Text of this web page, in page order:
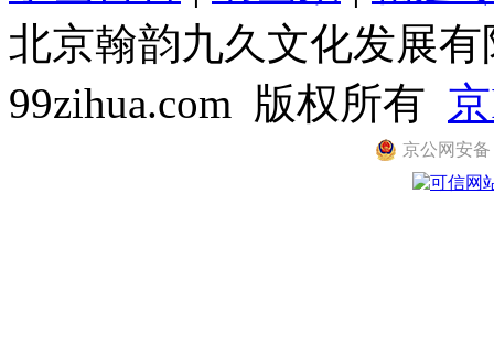
北京翰韵九久文化发展
99zihua.com 版权所有
京公网安备